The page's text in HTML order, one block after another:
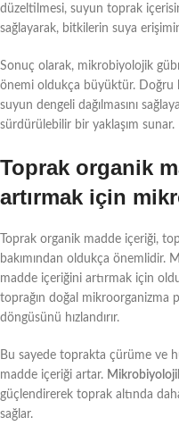
düzeltilmesi, suyun toprak
sağlayarak, bitkilerin suya
Sonuç olarak, mikrobiyolojik
önemi oldukça büyüktür. Doğru
suyun dengeli dağılmasını
sürdürülebilir bir yaklaşım sunar.
Toprak organik
artırmak için
Toprak organik madde içeriği,
bakımından oldukça önemlidir.
madde içeriğini artırmak için
toprağın doğal mikroorganizma
döngüsünü hızlandırır.
Bu sayede toprakta çürüme ve
madde içeriği artar.
güçlendirerek toprak altında
sağlar.